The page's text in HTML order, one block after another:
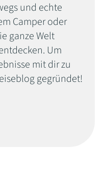
und echte
Camper oder
ganze Welt
Um
mit dir zu
gegründet!